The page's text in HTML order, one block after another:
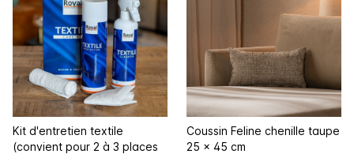
Kit d'entretien textile
(convient pour 2 à 3 places
Coussin Feline chenille taupe
25 x 45 cm